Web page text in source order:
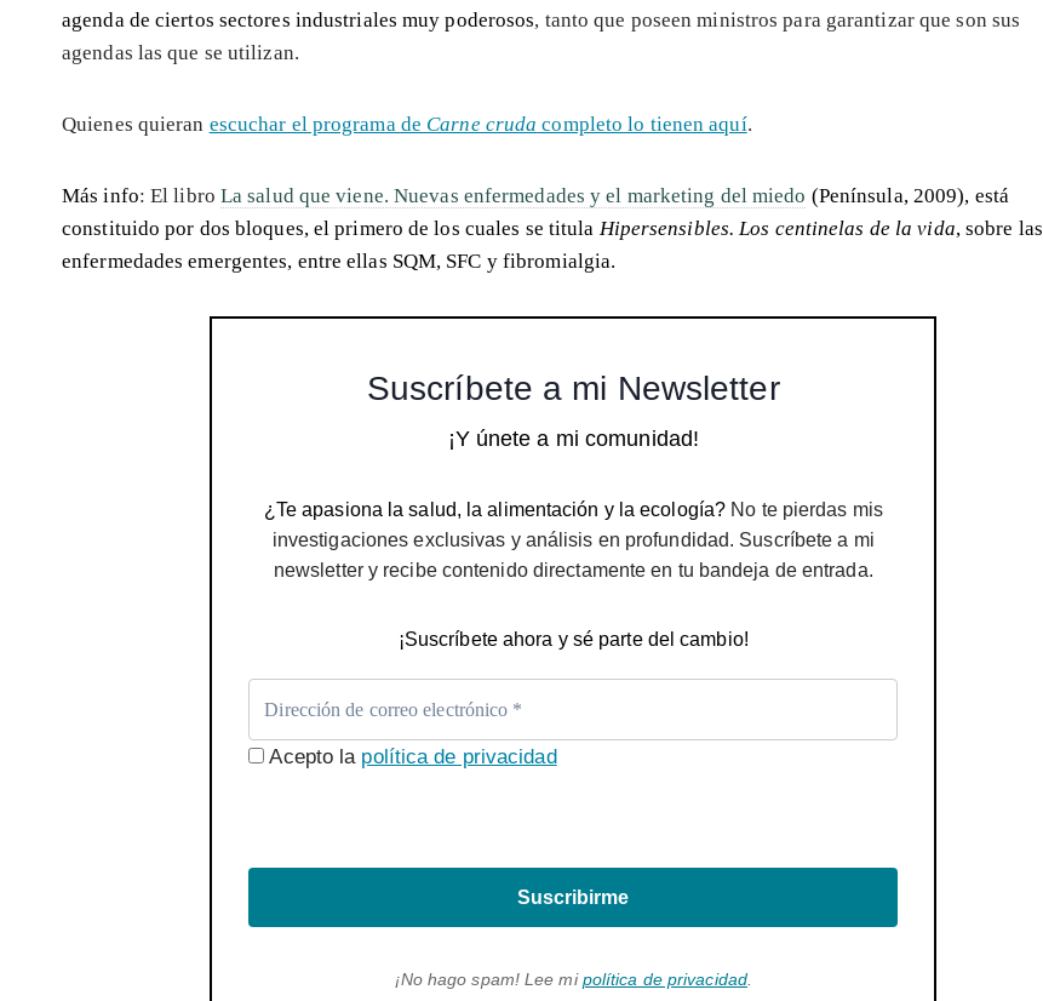
agenda de ciertos sectores industriales muy poderosos, tanto que poseen ministros para garantizar que son sus
agendas las que se utilizan.
Quienes quieran escuchar el programa de Carne cruda completo lo tienen aquí.
Más info: El libro La salud que viene. Nuevas enfermedades y el marketing del miedo (Península, 2009), está
constituido por dos bloques, el primero de los cuales se titula Hipersensibles. Los centinelas de la vida, sobre las
enfermedades emergentes, entre ellas SQM, SFC y fibromialgia.
Suscríbete a mi Newsletter
¡Y únete a mi comunidad!
¿Te apasiona la salud, la alimentación y la ecología? No te pierdas mis
investigaciones exclusivas y análisis en profundidad. Suscríbete a mi
newsletter y recibe contenido directamente en tu bandeja de entrada.
¡Suscríbete ahora y sé parte del cambio!
Acepto la política de privacidad
Suscribirme
¡No hago spam! Lee mipolítica de privacidad